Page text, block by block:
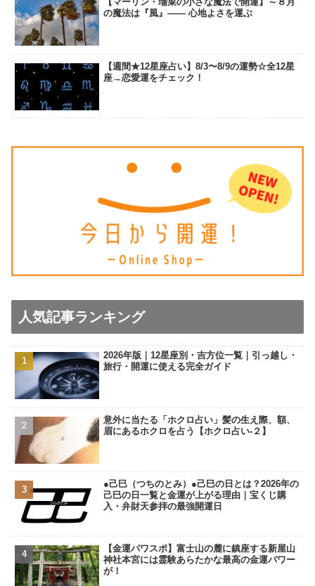
の魔法は『風』―― 心地よさを運ぶ
【週間★12星座占い】8/3〜8/9の運勢☆全12星
座→恋愛運をチェック！
人気記事ランキング
2026年版｜12星座別・吉方位一覧｜引っ越し・
旅行・開運に使える完全ガイド
意外に当たる「ホクロ占い」髪の生え際、額、
眉にあるホクロを占う【ホクロ占い‐２】
●己巳（つちのとみ）●己巳の日とは？2026年の
己巳の日一覧と金運が上がる理由｜宝くじ購
入・弁財天参拝の最強開運日
【金運パワスポ】富士山の麓に鎮座する新屋山
神社本宮には霊験あらたかな最高の金運パワー
が！